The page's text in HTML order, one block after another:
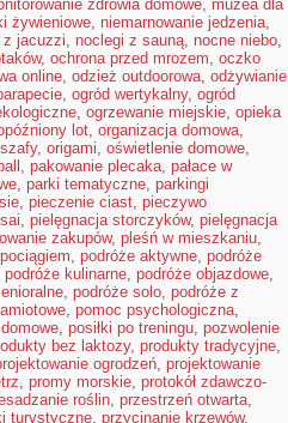
zdrowia domowe, muzea dla
żywieniowe, niemarnowanie jedzenia,
z jacuzzi, noclegi z sauną, nocne niebo,
, ochrona przed mrozem, oczko
online, odzież outdoorowa, odżywianie
, ogród wertykalny, ogród
, ogrzewanie miejskie, opieka
lot, organizacja domowa,
, origami, oświetlenie domowe,
, pakowanie plecaka, pałace w
, parki tematyczne, parkingi
, pieczenie ciast, pieczywo
, pielęgnacja storczyków, pielęgnacja
zakupów, pleśń w mieszkaniu,
, podróże aktywne, podróże
podróże kulinarne, podróże objazdowe,
, podróże solo, podróże z
, pomoc psychologiczna,
, posiłki po treningu, pozwolenie
bez laktozy, produkty tradycyjne,
ogrodzeń, projektowanie
, promy morskie, protokół zdawczo-
roślin, przestrzeń otwarta,
turystyczne, przycinanie krzewów,